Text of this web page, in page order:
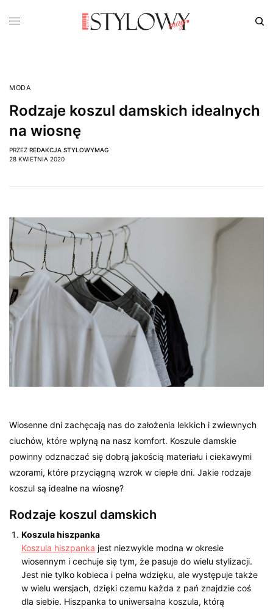
MODA
Rodzaje koszul damskich idealnych
na wiosnę
PRZEZ REDAKCJA STYLOWYMAG
28 KWIETNIA 2020
Wiosenne dni zachęcają nas do założenia lekkich i zwiewnych
ciuchów, które wpłyną na nasz komfort. Koszule damskie
powinny odznaczać się dobrą jakością materiału i ciekawymi
wzorami, które przyciągną wzrok w ciepłe dni. Jakie rodzaje
koszul są idealne na wiosnę?
Rodzaje koszul damskich
Koszula hiszpanka
Koszula hiszpanka jest niezwykle modna w okresie
wiosennym i cechuje się tym, że pasuje do wielu stylizacji.
Jest nie tylko kobieca i pełna wdzięku, ale występuje także
w wielu wersjach, dzięki czemu każda z pań znajdzie coś
dla siebie. Hiszpanka to uniwersalna koszula, którą